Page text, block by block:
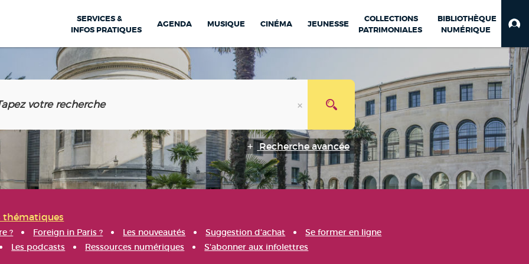
SERVICES &
INFOS PRATIQUES
AGENDA MUSIQUE CINÉMA JEUNESSE
COLLECTIONS
PATRIMONIALES
BIBLIOTHÈQUE
NUMÉRIQUE
Recherche avancée
thématiques
? Foreign in Paris ? Les nouveautés Suggestion d'achat
Se former en ligne
Les podcasts Ressources numériques S'abonner aux infolettres